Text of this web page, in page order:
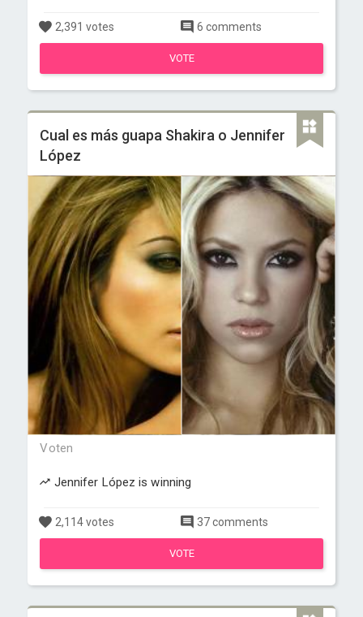
2,391 votes 6 comments
VOTE
Cual es más guapa Shakira o Jennifer
López
Voten
Jennifer López is winning
2,114 votes 37 comments
VOTE